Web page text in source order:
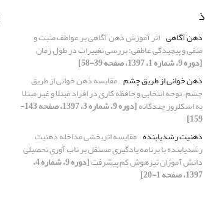
ذ
ذهن آگاهی اثر آموزش ذهن آگاهی بر عواطف مثبت و
منفی و پیچیدگی عاطفی: بررسی تغییرات در طول زمان
[دوره 9، شماره 1، 1397، صفحه 39-58]
ذهن خوانی از طریق چشم مقایسه ذهن خوانی از طریق
چشم، توجه انتخابی و حافظه کاری در افراد مبتلا و غیر مبتلا
به اسکلروز چندگانه [دوره 9، شماره 3، 1397، صفحه 143-
159]
ذهنیت رشدیابنده مقایسه اثربخشی مداخله ذهنیت
رشدیابنده با برنامه یادگیری مستقل بر تاب آوری تحصیلی
دانش آموزان تیزهوش کم پیشرفت [دوره 9، شماره 4،
1397، صفحه 1-20]